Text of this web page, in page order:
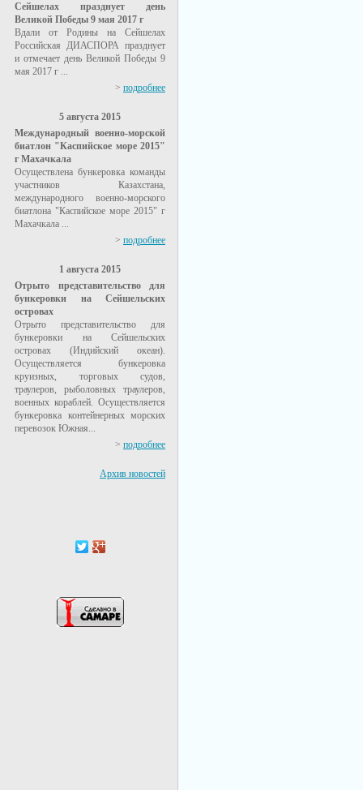
Сейшелах празднует день
Великой Победы 9 мая 2017 г
Вдали от Родины на Сейшелах
Российская ДИАСПОРА празднует
и отмечает день Великой Победы 9
мая 2017 г ...
> подробнее
5 августа 2015
Международный военно-морской
биатлон "Каспийское море 2015"
г Махачкала
Осуществлена бункеровка команды
участников Казахстана,
международного военно-морского
биатлона "Каспийское море 2015" г
Махачкала ...
> подробнее
1 августа 2015
Отрыто представительство для
бункеровки на Сейшельских
островах
Отрыто представительство для
бункеровки на Сейшельских
островах (Индийский океан).
Осуществляется бункеровка
круизных, торговых судов,
траулеров, рыболовных траулеров,
военных кораблей. Осуществляется
бункеровка контейнерных морских
перевозок Южная...
> подробнее
Архив новостей